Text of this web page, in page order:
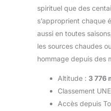
spirituel que des
s’approprient chaque
aussi en toutes
les sources chaudes
hommage depuis des
Altitude : 3 776
Classement
Accès depuis